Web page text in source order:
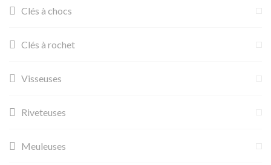
Clés à chocs
Clés à rochet
Visseuses
Riveteuses
Meuleuses